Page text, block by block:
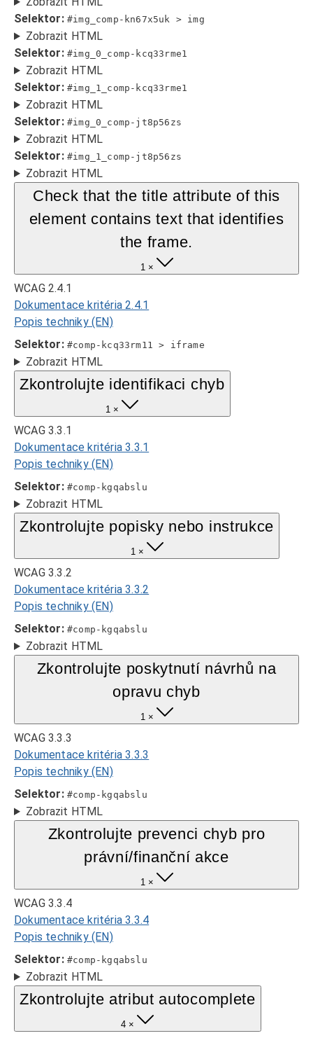
Selektor: #img_comp-kn67x5uk > img
Zobrazit HTML
Selektor: #img_0_comp-kcq33rme1
Zobrazit HTML
Selektor: #img_1_comp-kcq33rme1
Zobrazit HTML
Selektor: #img_0_comp-jt8p56zs
Zobrazit HTML
Selektor: #img_1_comp-jt8p56zs
Zobrazit HTML
Check that the title attribute of this
element contains text that identifies
the frame.
1 ×
WCAG 2.4.1
Dokumentace kritéria 2.4.1
Popis techniky (EN)
Selektor: #comp-kcq33rm11 > iframe
Zobrazit HTML
Zkontrolujte identifikaci chyb
1 ×
WCAG 3.3.1
Dokumentace kritéria 3.3.1
Popis techniky (EN)
Selektor: #comp-kgqabslu
Zobrazit HTML
Zkontrolujte popisky nebo instrukce
1 ×
WCAG 3.3.2
Dokumentace kritéria 3.3.2
Popis techniky (EN)
Selektor: #comp-kgqabslu
Zobrazit HTML
Zkontrolujte poskytnutí návrhů na
opravu chyb
1 ×
WCAG 3.3.3
Dokumentace kritéria 3.3.3
Popis techniky (EN)
Selektor: #comp-kgqabslu
Zobrazit HTML
Zkontrolujte prevenci chyb pro
právní/finanční akce
1 ×
WCAG 3.3.4
Dokumentace kritéria 3.3.4
Popis techniky (EN)
Selektor: #comp-kgqabslu
Zobrazit HTML
Zkontrolujte atribut autocomplete
4 ×